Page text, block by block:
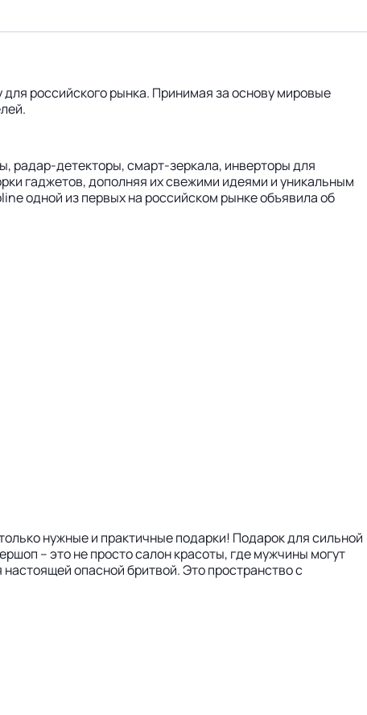
российского рынка. Принимая за основу мировые
радар-детекторы, смарт-зеркала, инверторы для
гаджетов, дополняя их свежими идеями и уникальным
одной из первых на российском рынке объявила об
нужные и практичные подарки! Подарок для сильной
– это не просто салон красоты, где мужчины могут
опасной бритвой. Это пространство с